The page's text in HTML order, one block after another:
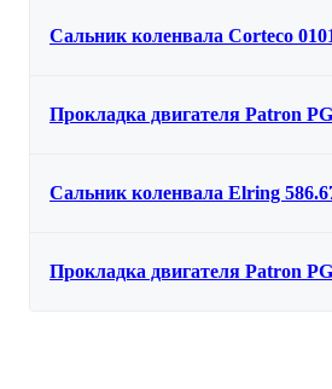
Сальник коленвала Corteco
Прокладка двигателя Patron
Сальник коленвала Elring
Прокладка двигателя Patron